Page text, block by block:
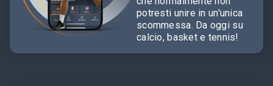
potresti unire in un'unica
scommessa. Da oggi su
calcio, basket e tennis!